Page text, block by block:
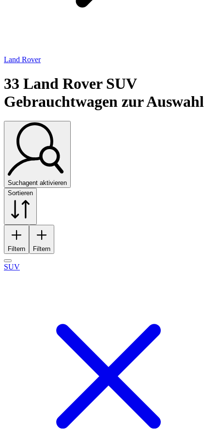
Land Rover
33 Land Rover SUV
Gebrauchtwagen zur Auswahl
Suchagent aktivieren
Sortieren
Filtern Filtern
SUV